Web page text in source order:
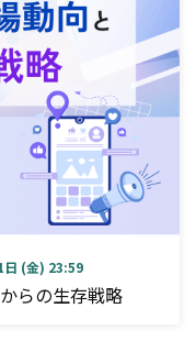
日 (金) 23:59
らの生存戦略